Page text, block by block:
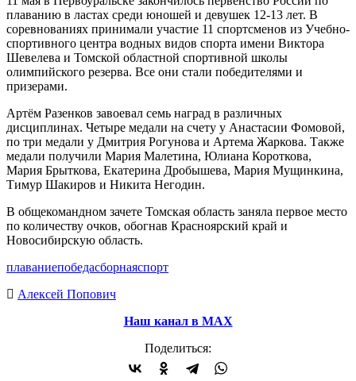
плаванию в ластах среди юношей и девушек 12-13 лет. В
соревнованиях принимали участие 11 спортсменов из Учебно-
спортивного центра водных видов спорта имени Виктора
Шевелева и Томской областной спортивной школы
олимпийского резерва. Все они стали победителями и
призерами.
Артём Разенков завоевал семь наград в различных
дисциплинах. Четыре медали на счету у Анастасии Фомовой,
по три медали у Дмитрия Рогунова и Артема Жаркова. Также
медали получили Мария Малетина, Юлиана Короткова,
Мария Брыткова, Екатерина Дробышева, Мария Мущинкина,
Тимур Шакиров и Никита Негодин.
В общекомандном зачете Томская область заняла первое место
по количеству очков, обогнав Красноярский край и
Новосибирскую область.
плаваниепобедасборнаяспорт
Алексей Попович
Наш канал в МАХ
Поделиться: